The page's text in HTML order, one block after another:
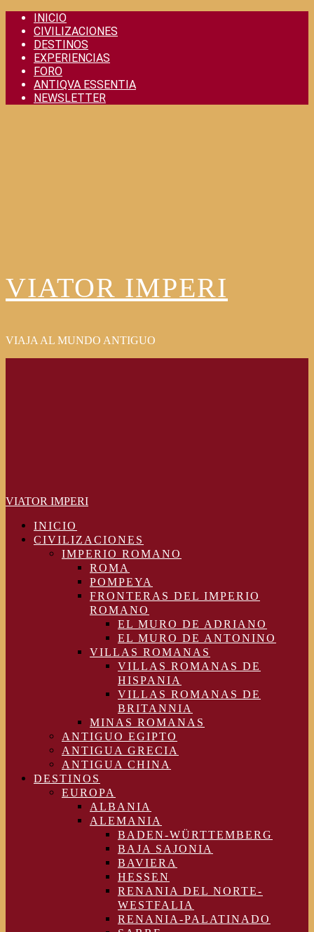
Skip
content
INICIO
CIVILIZACIONES
DESTINOS
EXPERIENCIAS
FORO
ANTIQVA ESSENTIA
NEWSLETTER
VIATOR IMPERI
VIAJA AL MUNDO ANTIGUO
VIATOR IMPERI
INICIO
CIVILIZACIONES
IMPERIO ROMANO
ROMA
POMPEYA
FRONTERAS DEL IMPERIO
ROMANO
EL MURO DE ADRIANO
EL MURO DE ANTONINO
VILLAS ROMANAS
VILLAS ROMANAS DE
HISPANIA
VILLAS ROMANAS DE
BRITANNIA
MINAS ROMANAS
ANTIGUO EGIPTO
ANTIGUA GRECIA
ANTIGUA CHINA
DESTINOS
EUROPA
ALBANIA
ALEMANIA
BADEN-WÜRTTEMBERG
BAJA SAJONIA
BAVIERA
HESSEN
RENANIA DEL NORTE-
WESTFALIA
RENANIA-PALATINADO